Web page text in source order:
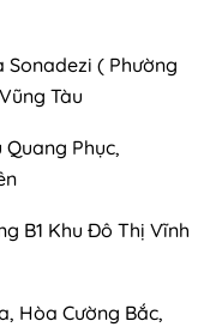
( Phường
Tàu
Quang Phục,
B1 Khu Đô Thị Vĩnh
Hòa Cường Bắc,